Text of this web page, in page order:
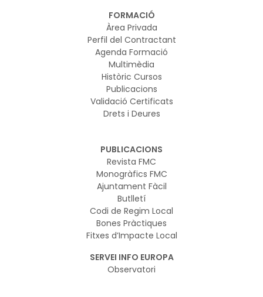
FORMACIÓ
Àrea Privada
Perfil del Contractant
Agenda Formació
Multimèdia
Històric Cursos
Publicacions
Validació Certificats
Drets i Deures
PUBLICACIONS
Revista FMC
Monogràfics FMC
Ajuntament Fàcil
Butlletí
Codi de Regim Local
Bones Pràctiques
Fitxes d’Impacte Local
SERVEI INFO EUROPA
Observatori